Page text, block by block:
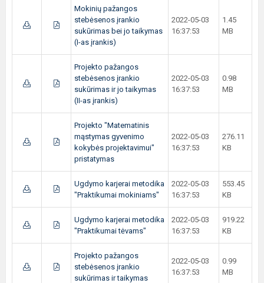
Mokinių pažangos
stebėsenos įrankio
sukūrimas bei jo taikymas
(I-as įrankis)
2022-05-03
16:37:53
1.45
MB
Projekto pažangos
stebėsenos įrankio
sukūrimas ir jo taikymas
(II-as įrankis)
2022-05-03
16:37:53
0.98
MB
Projekto "Matematinis
mąstymas gyvenimo
kokybės projektavimui"
pristatymas
2022-05-03
16:37:53
276.11
KB
Ugdymo karjerai metodika
"Praktikumai mokiniams"
2022-05-03
16:37:53
553.45
KB
Ugdymo karjerai metodika
"Praktikumai tėvams"
2022-05-03
16:37:53
919.22
KB
Projekto pažangos
stebėsenos įrankio
sukūrimas ir taikymas
2022-05-03
16:37:53
0.99
MB